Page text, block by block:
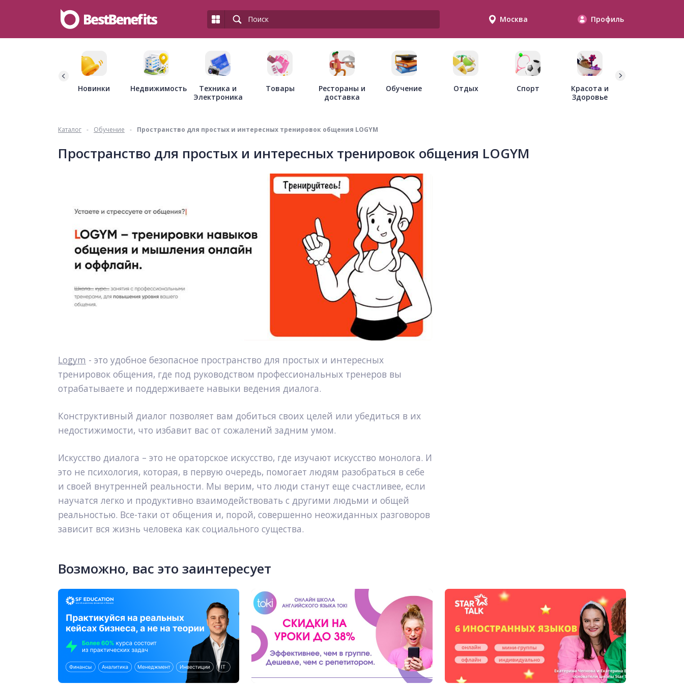
Москва Профиль
Новинки Недвижимость
Техника и
Электроника
Товары
Рестораны и
доставка
Обучение Отдых Спорт
Красота и
Здоровье
Каталог - Обучение - Пространство для простых и интересных тренировок общения LOGYM
Пространство для простых и интересных тренировок общения LOGYM
Logym - это удобное безопасное пространство для простых и интересных
тренировок общения, где под руководством профессиональных тренеров вы
отрабатываете и поддерживаете навыки ведения диалога.
Конструктивный диалог позволяет вам добиться своих целей или убедиться в их
недостижимости, что избавит вас от сожалений задним умом.
Искусство диалога – это не ораторское искусство, где изучают искусство монолога. И
это не психология, которая, в первую очередь, помогает людям разобраться в себе
и своей внутренней реальности. Мы верим, что люди станут еще счастливее, если
научатся легко и продуктивно взаимодействовать с другими людьми и общей
реальностью. Все-таки от общения и, порой, совершенно неожиданных разговоров
зависит вся жизнь человека как социального существа.
Возможно, вас это заинтересует